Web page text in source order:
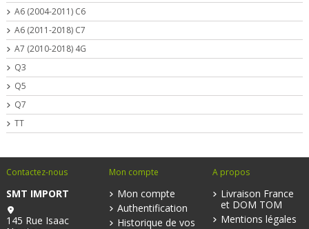
A6 (2004-2011) C6
A6 (2011-2018) C7
A7 (2010-2018) 4G
Q3
Q5
Q7
TT
Contactez-nous
SMT IMPORT
145 Rue Isaac
Mon compte
Mon compte
Authentification
Historique de vos
A propos
Livraison France
et DOM TOM
Mentions légales